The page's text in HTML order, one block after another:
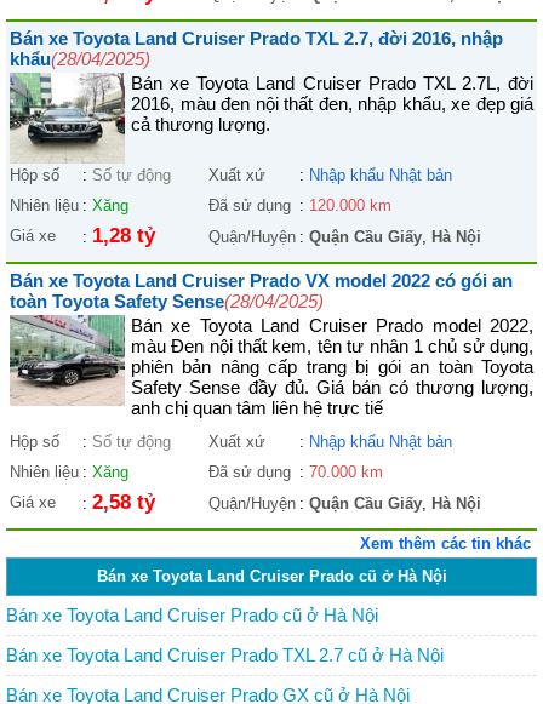
Bán xe Toyota Land Cruiser Prado TXL 2.7, đời 2016, nhập
khẩu(28/04/2025)
Bán xe Toyota Land Cruiser Prado TXL 2.7L, đời
2016, màu đen nội thất đen, nhập khẩu, xe đẹp giá
cả thương lượng.
Hộp số : Số tự động Xuất xứ : Nhập khẩu Nhật bản
Nhiên liệu : Xăng Đã sử dụng : 120.000 km
Giá xe
: 1,28 tỷ Quận/Huyện : Quận Cầu Giấy, Hà Nội
Bán xe Toyota Land Cruiser Prado VX model 2022 có gói an
toàn Toyota Safety Sense(28/04/2025)
Bán xe Toyota Land Cruiser Prado model 2022,
màu Đen nội thất kem, tên tư nhân 1 chủ sử dụng,
phiên bản nâng cấp trang bị gói an toàn Toyota
Safety Sense đầy đủ. Giá bán có thương lượng,
anh chị quan tâm liên hệ trực tiế
Hộp số : Số tự động Xuất xứ : Nhập khẩu Nhật bản
Nhiên liệu : Xăng Đã sử dụng : 70.000 km
Giá xe
: 2,58 tỷ Quận/Huyện : Quận Cầu Giấy, Hà Nội
Xem thêm các tin khác
Bán xe Toyota Land Cruiser Prado cũ ở Hà Nội
Bán xe Toyota Land Cruiser Prado cũ ở Hà Nội
Bán xe Toyota Land Cruiser Prado TXL 2.7 cũ ở Hà Nội
Bán xe Toyota Land Cruiser Prado GX cũ ở Hà Nội